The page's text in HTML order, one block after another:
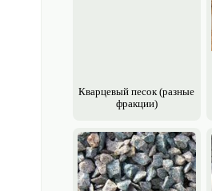
Кварцевый песок (разные
фракции)